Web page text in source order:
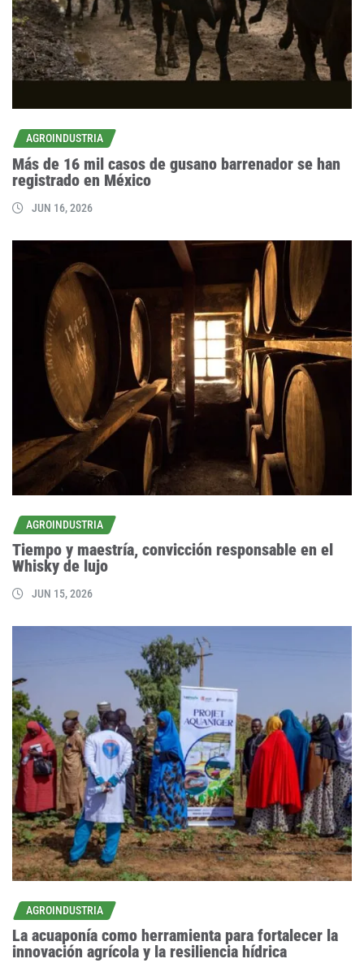
AGROINDUSTRIA
Más de 16 mil casos de gusano barrenador se han
registrado en México
JUN 16, 2026
AGROINDUSTRIA
Tiempo y maestría, convicción responsable en el
Whisky de lujo
JUN 15, 2026
AGROINDUSTRIA
La acuaponía como herramienta para fortalecer la
innovación agrícola y la resiliencia hídrica